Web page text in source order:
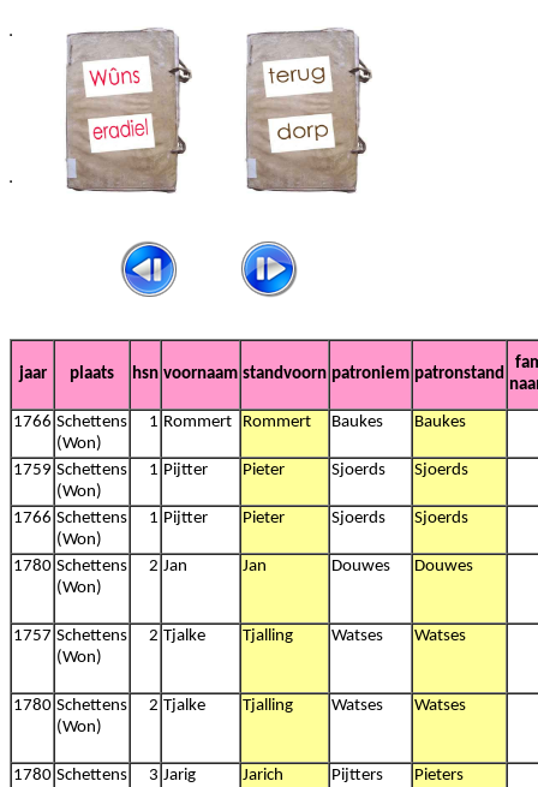
jaar plaats hsn voornaam standvoorn patroniem patronstand
1766 Schettens
(Won)
1 Rommert Rommert Baukes Baukes
1759 Schettens
(Won)
1 Pijtter Pieter Sjoerds Sjoerds
1766 Schettens
(Won)
1 Pijtter Pieter Sjoerds Sjoerds
1780 Schettens
(Won)
2 Jan Jan Douwes Douwes
1757 Schettens
(Won)
2 Tjalke Tjalling Watses Watses
1780 Schettens
(Won)
2 Tjalke Tjalling Watses Watses
1780 Schettens
3 Jarig Jarich Pijtters Pieters